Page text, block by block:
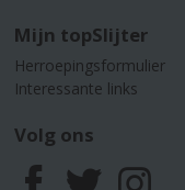
Mijn topSlijter
Herroepingsformulier
Interessante links
Volg ons